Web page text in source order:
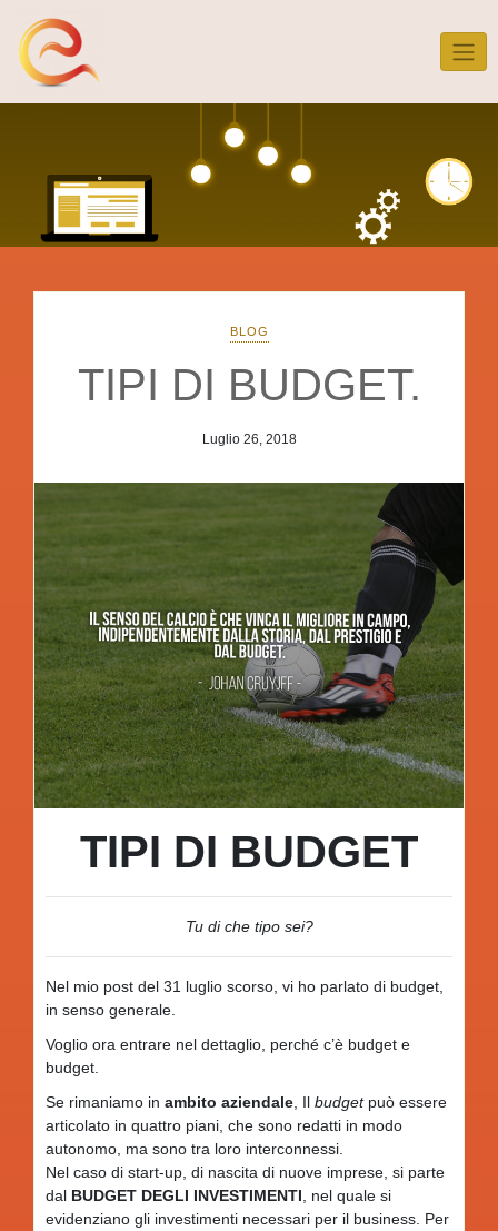
content
BLOG
TIPI DI BUDGET.
Luglio 26, 2018
TIPI DI BUDGET
Tu di che tipo sei?
Nel mio post del 31 luglio scorso, vi ho parlato di budget,
in senso generale.
Voglio ora entrare nel dettaglio, perché c’è budget e
budget.
Se rimaniamo in ambito aziendale , Il budgetpuò essere
articolato in quattro piani, che sono redatti in modo
autonomo, ma sono tra loro interconnessi.
Nel caso di start-up, di nascita di nuove imprese, si parte
dal BUDGET DEGLI INVESTIMENTI , nel quale si
evidenziano gli investimenti necessari per il business. Per